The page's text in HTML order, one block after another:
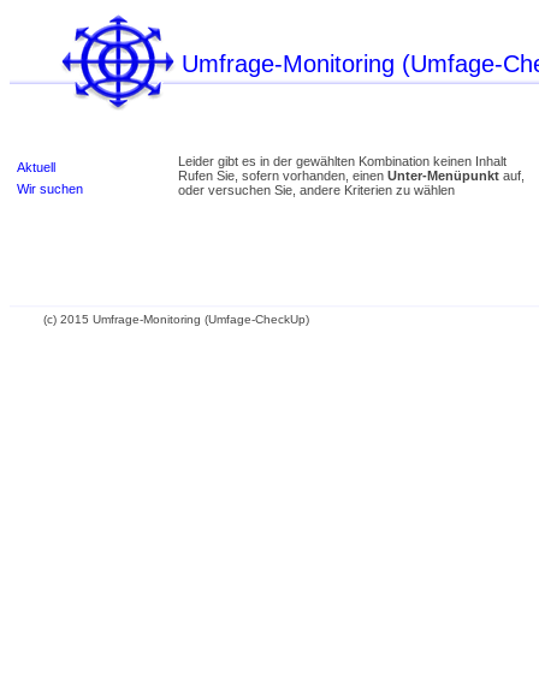
Umfrage-Monitoring (Umfage-
Aktuell
Wir suchen
Leider gibt es in der gewählten Kombination keinen Inhalt
Rufen Sie, sofern vorhanden, einen Unter-Menüpunkt auf,
oder versuchen Sie, andere Kriterien zu wählen
(c) 2015 Umfrage-Monitoring (Umfage-CheckUp)